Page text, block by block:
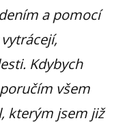
a pomocí
Kdybych
všem
kterým jsem již